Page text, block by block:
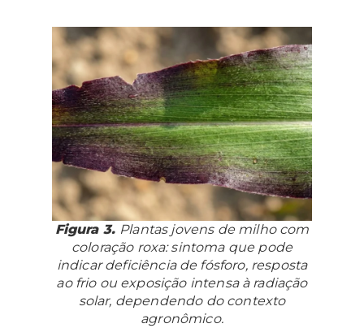
Figura 3. Plantas jovens de milho com
coloração roxa: sintoma que pode
indicar deficiência de fósforo, resposta
ao frio ou exposição intensa à radiação
solar, dependendo do contexto
agronômico.